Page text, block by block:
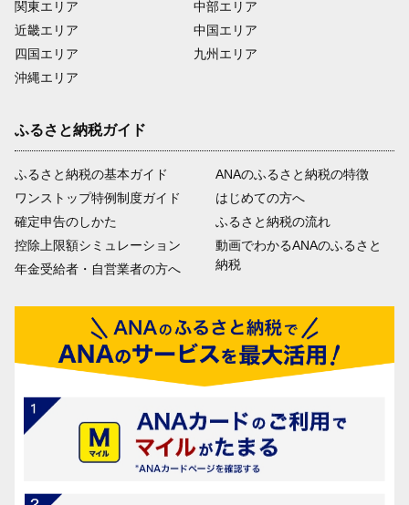
関東エリア
近畿エリア
四国エリア
沖縄エリア
中部エリア
中国エリア
九州エリア
ふるさと納税ガイド
ふるさと納税の基本ガイド
ワンストップ特例制度ガイド
確定申告のしかた
控除上限額シミュレーション
年金受給者・自営業者の方へ
ANAのふるさと納税の特徴
はじめての方へ
ふるさと納税の流れ
動画でわかるANAのふるさと
納税